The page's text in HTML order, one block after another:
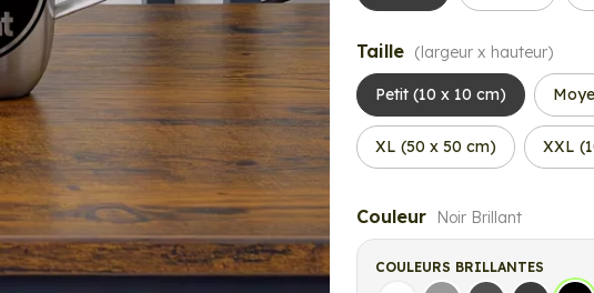
Taille (largeur x hauteur)
Petit (10 x 10 cm)
XL (50 x 50 cm) XXL
Couleur Noir Brillant
COULEURS BRILLANTES